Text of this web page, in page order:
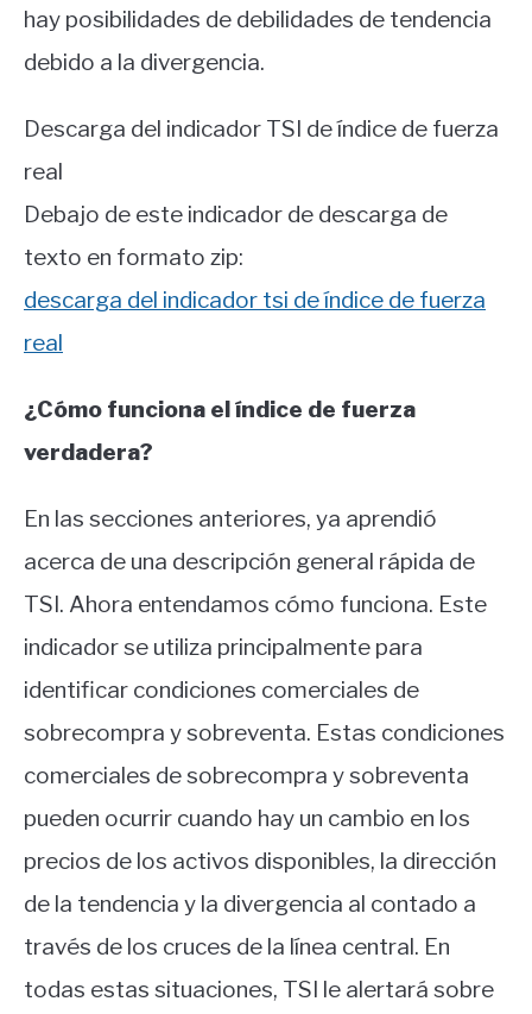
hay posibilidades de debilidades de tendencia
debido a la divergencia.
Descarga del indicador TSI de índice de fuerza
real
Debajo de este indicador de descarga de
texto en formato zip:
descarga del indicador tsi de índice de fuerza
real
¿Cómo funciona el índice de fuerza
verdadera?
En las secciones anteriores, ya aprendió
acerca de una descripción general rápida de
TSI. Ahora entendamos cómo funciona. Este
indicador se utiliza principalmente para
identificar condiciones comerciales de
sobrecompra y sobreventa. Estas condiciones
comerciales de sobrecompra y sobreventa
pueden ocurrir cuando hay un cambio en los
precios de los activos disponibles, la dirección
de la tendencia y la divergencia al contado a
través de los cruces de la línea central. En
todas estas situaciones, TSI le alertará sobre